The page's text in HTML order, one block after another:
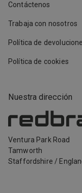
Nuestra dirección
Ventura Park Road
Tamworth
Staffordshire /
Contáctenos
Trabaja con nosotros
Política de
Política de cookies